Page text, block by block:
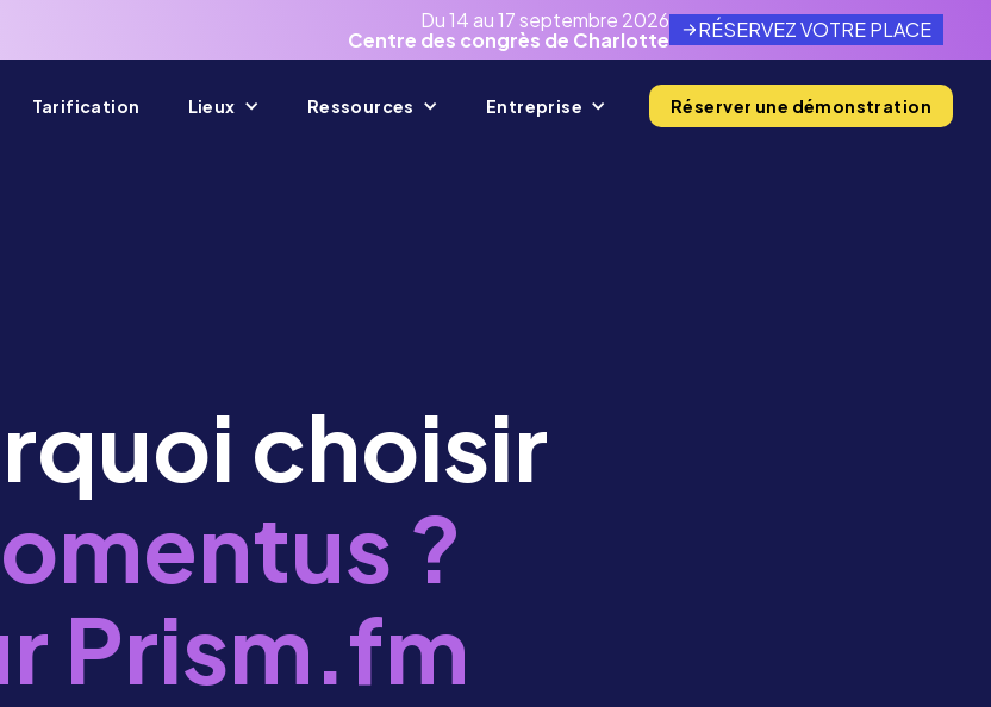
Du 14 au 17 septembre 2026
Centre des congrès de Charlotte
RÉSERVEZ VOTRE PLACE
Tarification Lieux Ressources Entreprise Réserver une démonstration
choisir
?
Prism.fm